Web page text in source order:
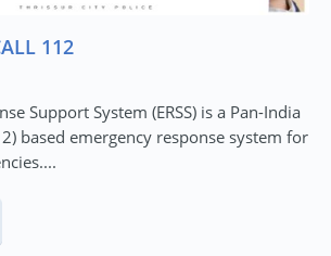
112
Support System (ERSS) is a Pan-India
based emergency response system for